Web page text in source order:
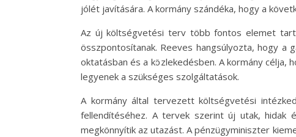
jólét javítására. A kormány szándéka, hogy a
Az új költségvetési terv több fontos elemet
összpontosítanak. Reeves hangsúlyozta, hogy
oktatásban és a közlekedésben. A kormány célja,
legyenek a szükséges szolgáltatások.
A kormány által tervezett költségvetési
fellendítéséhez. A tervek szerint új utak, hidak
megkönnyítik az utazást. A pénzügyminiszter